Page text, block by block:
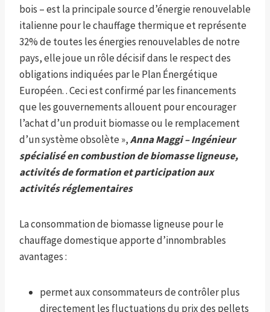
bois – est la principale source d’énergie renouvelable
italienne pour le chauffage thermique et représente
32% de toutes les énergies renouvelables de notre
pays, elle joue un rôle décisif dans le respect des
obligations indiquées par le Plan Énergétique
Européen. . Ceci est confirmé par les financements
que les gouvernements allouent pour encourager
l’achat d’un produit biomasse ou le remplacement
d’un système obsolète »,Anna Maggi – Ingénieur
spécialisé en combustion de biomasse ligneuse,
activités de formation et participation aux
activités réglementaires
La consommation de biomasse ligneuse pour le
chauffage domestique apporte d’innombrables
avantages :
permet aux consommateurs de contrôler plus
directement les fluctuations du prix des pellets